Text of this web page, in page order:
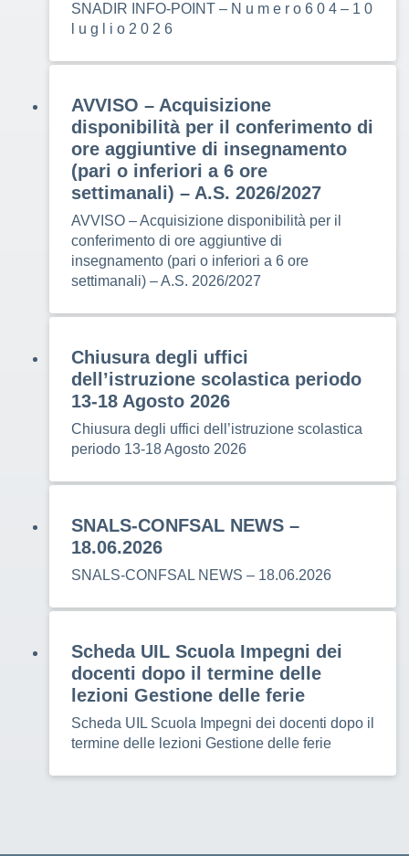
SNADIR INFO-POINT – N u m e r o 6 0 4 – 1 0
l u g l i o 2 0 2 6
AVVISO – Acquisizione
disponibilità per il conferimento di
ore aggiuntive di insegnamento
(pari o inferiori a 6 ore
settimanali) – A.S. 2026/2027
AVVISO – Acquisizione disponibilità per il
conferimento di ore aggiuntive di
insegnamento (pari o inferiori a 6 ore
settimanali) – A.S. 2026/2027
Chiusura degli uffici
dell’istruzione scolastica periodo
13-18 Agosto 2026
Chiusura degli uffici dell’istruzione scolastica
periodo 13-18 Agosto 2026
SNALS-CONFSAL NEWS –
18.06.2026
SNALS-CONFSAL NEWS – 18.06.2026
Scheda UIL Scuola Impegni dei
docenti dopo il termine delle
lezioni Gestione delle ferie
Scheda UIL Scuola Impegni dei docenti dopo il
termine delle lezioni Gestione delle ferie